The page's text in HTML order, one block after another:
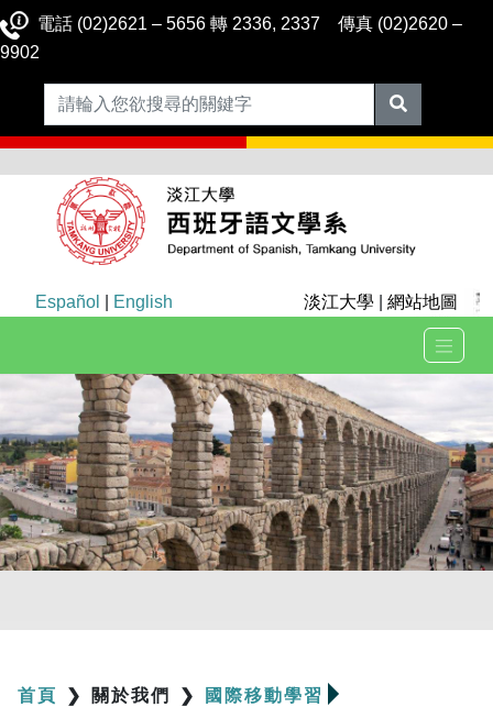
電話 (02)2621 – 5656 轉 2336, 2337 傳真 (02)2620 –
9902
Español English 淡江大學 網站地圖
首頁 ❯ 關於我們 ❯ 國際移動學習